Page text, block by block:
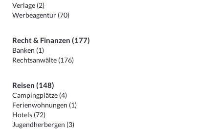
Verlage (2)
Werbeagentur (70)
Recht & Finanzen (177)
Banken (1)
Rechtsanwälte (176)
Reisen (148)
Campingplätze (4)
Ferienwohnungen (1)
Hotels (72)
Jugendherbergen (3)